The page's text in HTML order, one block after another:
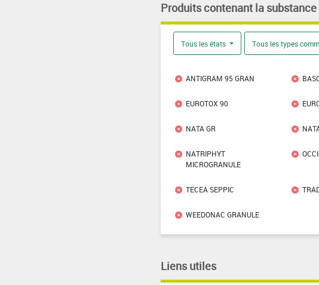
Produits contenant la substance
Tous les états Tous les types
ANTIGRAM 95 GRAN
EUROTOX 90
NATA GR
NATRIPHYT
MICROGRANULE
TECEA SEPPIC
WEEDONAC GRANULE
Liens utiles